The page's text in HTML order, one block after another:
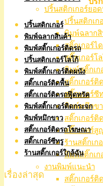
ปริ้นสติกเกอร์ยอ
ปริ้นสติกเก
พิมพ์ฉลาก
สติ๊กเกอร์ไ
สติ๊กเกอร์โ
พิมพ์สติ๊กเก
สติ๊กเกอร์ติ
สติ๊กเกอร์ซี
พิมพ์หมึกข
สติ๊กเกอร์ติ
สติ๊กเกอร์
ร้านสติ๊กเก
พิมพ์สติ๊กเก
งานพิมพ์แนะนำ
สติ๊กเกอร์ติ
ปริ้นสติกเกอร์
พิมพ์ฉลากสินค้า
พิมพ์สติ๊กเกอร์ติดรถ
ปริ้นสติกเกอร์โลโก้
พิมพ์สติ๊กเกอร์ติดผนัง
สติ๊กเกอร์ติดพื้น
สติ๊กเกอร์ติดรถฟู๊ดทรัค
พิมพ์สติ๊กเกอร์ติดกระจก
พิมพ์หมึกขาว
สติ๊กเกอร์ติดรถโฆษณา
สติ๊กเกอร์ซีทรู
ร้านสติ๊กเกอร์ใกล้ฉัน
เรื่องล่าสุด